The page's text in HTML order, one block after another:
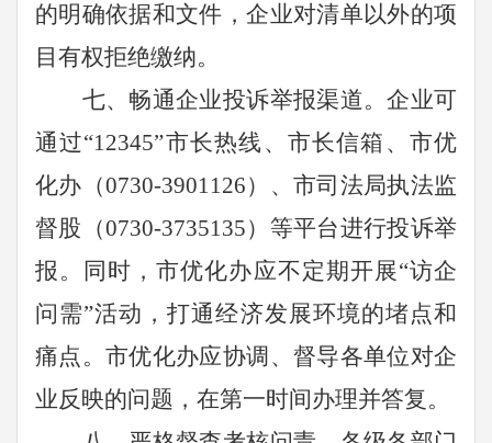
的明确依据和文件，企业对清单以外的项
目有权拒绝缴纳。
七、畅通企业投诉举报渠道。企业可
通过“12345”市长热线、市长信箱、市优
化办（0730-3901126）、市司法局执法监
督股（0730-3735135）等平台进行投诉举
报。同时，市优化办应不定期开展“访企
问需”活动，打通经济发展环境的堵点和
痛点。市优化办应协调、督导各单位对企
业反映的问题，在第一时间办理并答复。